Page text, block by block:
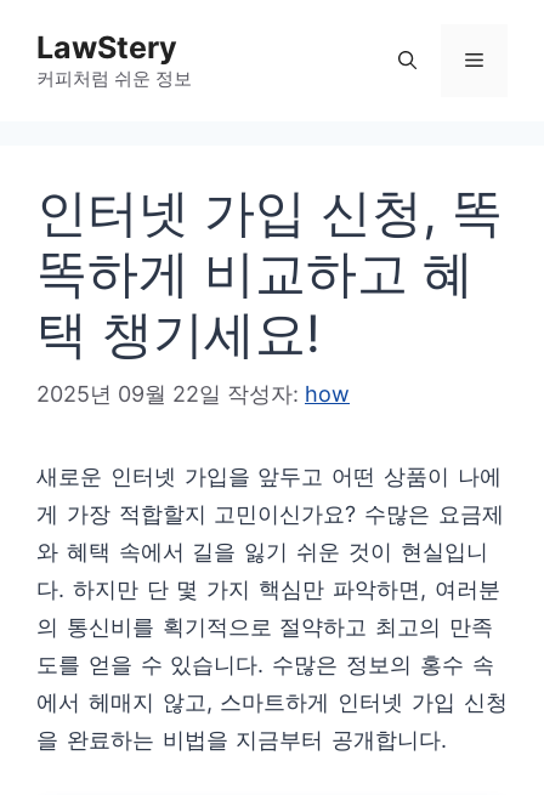
LawStery
커피처럼 쉬운 정보
메
인터넷 가입 신청, 똑
똑하게 비교하고 혜
택 챙기세요!
2025년 09월 22일 작성자: how
새로운 인터넷 가입을 앞두고 어떤 상품이 나에
게 가장 적합할지 고민이신가요? 수많은 요금제
와 혜택 속에서 길을 잃기 쉬운 것이 현실입니
다. 하지만 단 몇 가지 핵심만 파악하면, 여러분
의 통신비를 획기적으로 절약하고 최고의 만족
도를 얻을 수 있습니다. 수많은 정보의 홍수 속
에서 헤매지 않고, 스마트하게 인터넷 가입 신청
을 완료하는 비법을 지금부터 공개합니다.